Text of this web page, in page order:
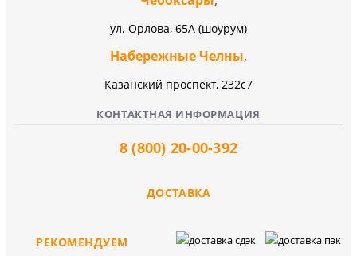
ул. Орлова, 65А (шоурум)
Набережные Челны,
Казанский проспект, 232c7
КОНТАКТНАЯ ИНФОРМАЦИЯ
8 (800) 20-00-392
ДОСТАВКА
РЕКОМЕНДУЕМ